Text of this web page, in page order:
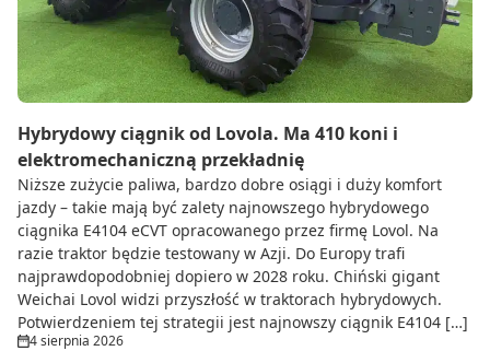
Hybrydowy ciągnik od Lovola. Ma 410 koni i
elektromechaniczną przekładnię
Niższe zużycie paliwa, bardzo dobre osiągi i duży komfort
jazdy – takie mają być zalety najnowszego hybrydowego
ciągnika E4104 eCVT opracowanego przez firmę Lovol. Na
razie traktor będzie testowany w Azji. Do Europy trafi
najprawdopodobniej dopiero w 2028 roku. Chiński gigant
Weichai Lovol widzi przyszłość w traktorach hybrydowych.
Potwierdzeniem tej strategii jest najnowszy ciągnik E4104 […]
4 sierpnia 2026